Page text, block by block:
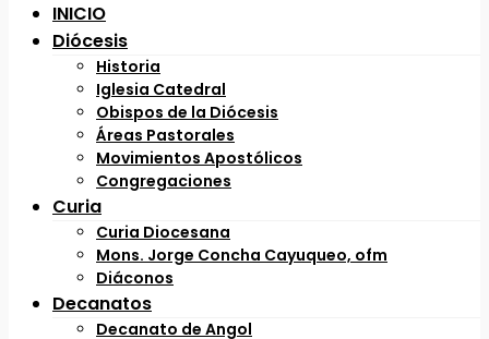
INICIO
Diócesis
Historia
Iglesia Catedral
Obispos de la Diócesis
Áreas Pastorales
Movimientos Apostólicos
Congregaciones
Curia
Curia Diocesana
Mons. Jorge Concha Cayuqueo, ofm
Diáconos
Decanatos
Decanato de Angol